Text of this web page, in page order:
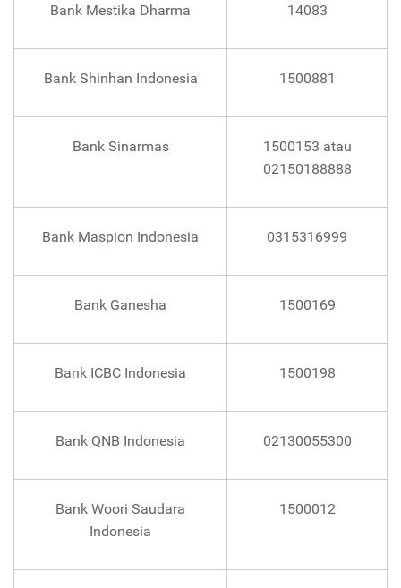
Bank Mestika Dharma 14083
Bank Shinhan Indonesia 1500881
Bank Sinarmas
1500153 atau
02150188888
Bank Maspion Indonesia 0315316999
Bank Ganesha 1500169
Bank ICBC Indonesia 1500198
Bank QNB Indonesia 02130055300
Bank Woori Saudara
Indonesia
1500012